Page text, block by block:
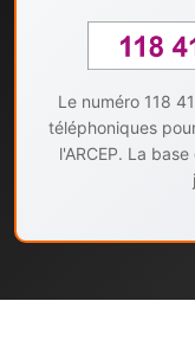
Le numéro 118
téléphoniques
l'ARCEP. La